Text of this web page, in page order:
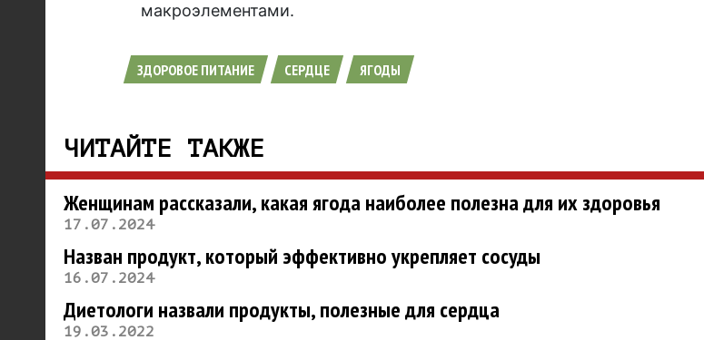
макроэлементами.
ЗДОРОВОЕ ПИТАНИЕ СЕРДЦЕ ЯГОДЫ
ЧИТАЙТЕ ТАКЖЕ
Женщинам рассказали, какая ягода наиболее полезна для их здоровья
17.07.2024
Назван продукт, который эффективно укрепляет сосуды
16.07.2024
Диетологи назвали продукты, полезные для сердца
19.03.2022